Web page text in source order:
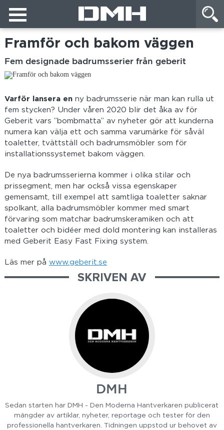
Framför och bakom väggen
Fem designade badrumsserier från geberit
Varför lansera enny badrumsserie när man kan rulla ut
fem stycken? Under våren 2020 blir det åka av för
Geberit vars ”bombmatta” av nyheter gör att kunderna
numera kan välja ett och samma varumärke för såväl
toaletter, tvättställ och badrumsmöbler som för
installationssystemet bakom väggen.
De nya badrumsserierna kommer i olika stilar och
prissegment, men har också vissa egenskaper
gemensamt, till exempel att samtliga toaletter saknar
spolkant, alla badrumsmöbler kommer med smart
förvaring som matchar badrumskeramiken och att
toaletter och bidéer med dold montering kan installeras
med Geberit Easy Fast Fixing system.
Läs mer på www.geberit.se
SKRIVEN AV
DMH
Sedan starten har DMH - Den Moderna Hantverkaren publicerat
mängder av artiklar, nyheter, reportage och tester för den
professionella hantverkaren. Tidningen uppstod ur behovet av